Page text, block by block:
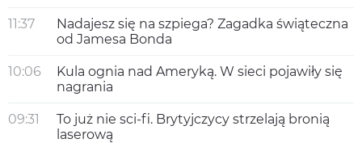
11:37
Nadajesz się na szpiega? Zagadka świąteczna
od Jamesa Bonda
10:06
Kula ognia nad Ameryką. W sieci pojawiły się
nagrania
09:31
To już nie sci-fi. Brytyjczycy strzelają bronią
laserową